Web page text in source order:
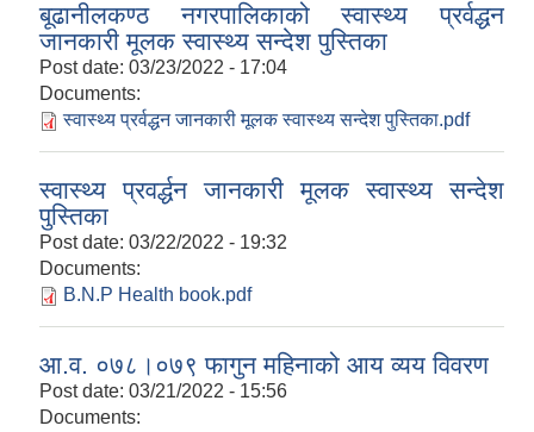
बूढानीलकण्ठ नगरपालिकाको स्वास्थ्य प्रर्वद्धन
जानकारी मूलक स्वास्थ्य सन्देश पुस्तिका
Post date: 03/23/2022 - 17:04
Documents:
स्वास्थ्य प्रर्वद्धन जानकारी मूलक स्वास्थ्य सन्देश पुस्तिका.pdf
स्वास्थ्य प्रवर्द्धन जानकारी मूलक स्वास्थ्य सन्देश
पुस्तिका
Post date: 03/22/2022 - 19:32
Documents:
B.N.P Health book.pdf
आ.व. ०७८।०७९ फागुन महिनाको आय व्यय विवरण
Post date: 03/21/2022 - 15:56
Documents: